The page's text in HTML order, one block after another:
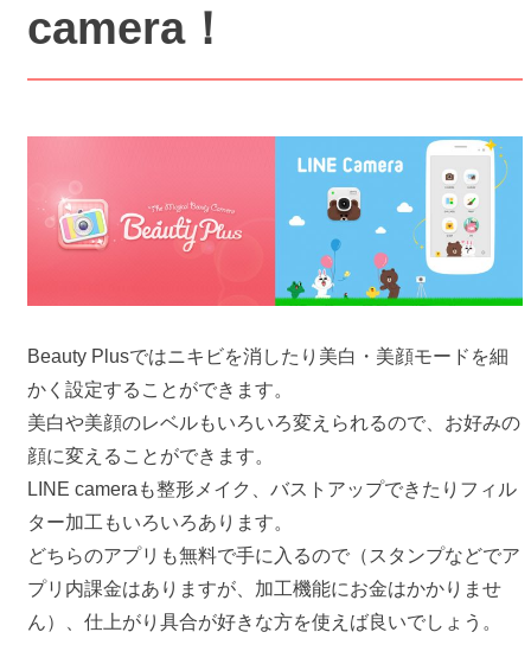
camera！
Beauty Plusではニキビを消したり美白・美顔モードを細
かく設定することができます。
美白や美顔のレベルもいろいろ変えられるので、お好みの
顔に変えることができます。
LINE cameraも整形メイク、バストアップできたりフィル
ター加工もいろいろあります。
どちらのアプリも無料で手に入るので（スタンプなどでア
プリ内課金はありますが、加工機能にお金はかかりませ
ん）、仕上がり具合が好きな方を使えば良いでしょう。